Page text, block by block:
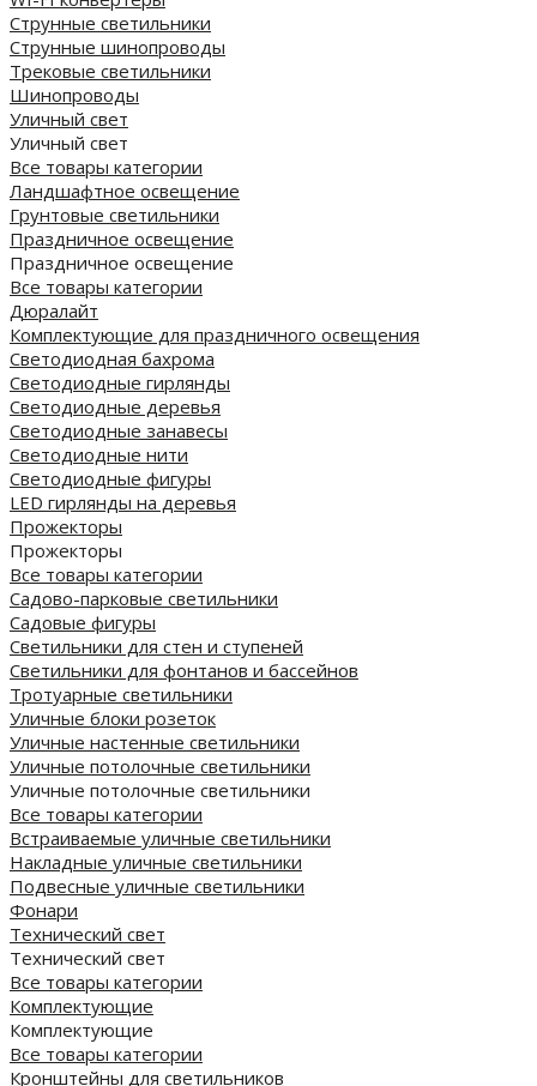
Струнные светильники
Струнные шинопроводы
Трековые светильники
Шинопроводы
Уличный свет
Уличный свет
Все товары категории
Ландшафтное освещение
Грунтовые светильники
Праздничное освещение
Праздничное освещение
Все товары категории
Дюралайт
Комплектующие для праздничного освещения
Светодиодная бахрома
Светодиодные гирлянды
Светодиодные деревья
Светодиодные занавесы
Светодиодные нити
Светодиодные фигуры
LED гирлянды на деревья
Прожекторы
Прожекторы
Все товары категории
Садово-парковые светильники
Садовые фигуры
Светильники для стен и ступеней
Светильники для фонтанов и бассейнов
Тротуарные светильники
Уличные блоки розеток
Уличные настенные светильники
Уличные потолочные светильники
Уличные потолочные светильники
Все товары категории
Встраиваемые уличные светильники
Накладные уличные светильники
Подвесные уличные светильники
Фонари
Технический свет
Технический свет
Все товары категории
Комплектующие
Комплектующие
Все товары категории
Кронштейны для светильников